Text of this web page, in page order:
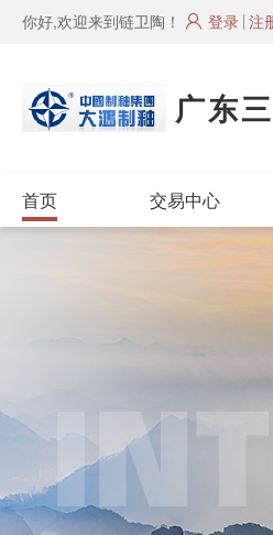
你好,欢迎来到链卫陶！ 登录 注
广东
首页 交易中心